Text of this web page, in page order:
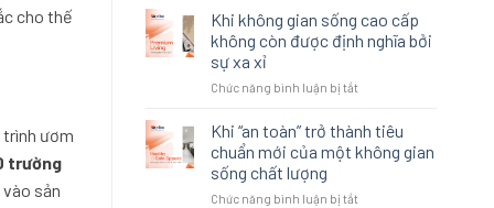
cho thế
trình ươm
trường
sản
công
nghiệp
còn
lựa
thay
Cách
Khi không gian sống cao cấp
không còn được định nghĩa bởi
sự xa xỉ
Chức năng bình luận bị tắtở
không
gian
sống
cấp
Khi “an toàn” trở thành tiêu
chuẩn mới của một không gian
sống chất lượng
Chức năng bình luận bị tắtở